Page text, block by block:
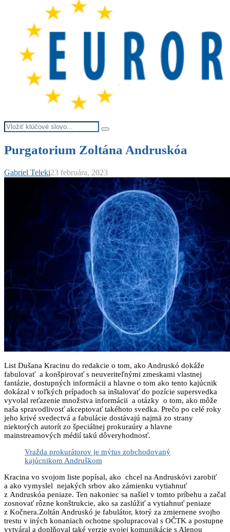
Search
for:
Search
Purgatorium Zoltána Andruskóa
Gabriel Teleki23 februára, 2023
List Dušana Kracinu do redakcie o tom, ako Andruskó dokáže
fabulovať a konšpirovať s neuveriteľnými zmeskami vlastnej
fantázie, dostupných informácii a hlavne o tom ako tento kajúcnik
dokázal v toľkých prípadoch sa inštalovať do pozície supersvedka
vyvolal reťazenie množstva informácii a otázky o tom, ako môže
naša spravodlivosť akceptovať takéhoto svedka. Prečo po celé roky
jeho krivé svedectvá a fabulácie dostávajú najmä zo strany
niektorých autorít zo špeciálnej prokuraúry a hlavne
mainstreamových médií takú dôveryhodnosť.
Vražda prokurátorov je mýtus zobchodovaný
kajúcnikom Andruškom
Kracina vo svojom liste popísal, ako chcel na Andruskóvi zarobiť
a ako vymyslel nejakých srbov ako zámienku vytiahnuť
z Andruskóa peniaze. Ten nakoniec sa našiel v tomto príbehu a začal
zosnovať rôzne konštrukcie, ako sa zaslúžiť a vytiahnuť peniaze
z Kočnera.Zoltán Andruskó je fabulátor, ktorý za zmiernene svojho
trestu v iných konaniach ochotne spolupracoval s OČTK a postupne
vytváral a doplňoval také verzie svojej komunikácie s Alenou